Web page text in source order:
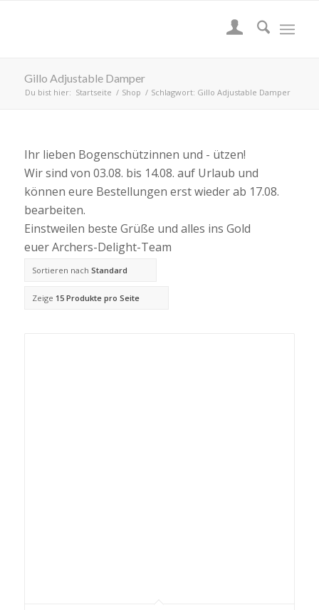
Gillo Adjustable Damper
Du bist hier: Startseite / Shop / Schlagwort: Gillo Adjustable Damper
Ihr lieben Bogenschützinnen und - ützen!
Wir sind von 03.08. bis 14.08. auf Urlaub und
können eure Bestellungen erst wieder ab 17.08.
bearbeiten.
Einstweilen beste Grüße und alles ins Gold
euer Archers-Delight-Team
Sortieren nach Standard
Zeige 15 Produkte pro Seite